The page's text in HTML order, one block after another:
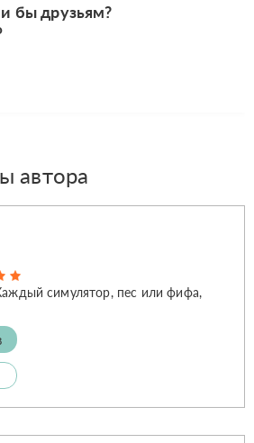
бы друзьям?
автора
симулятор, пес или фифа,